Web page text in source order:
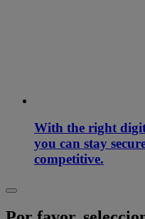
With the right
you can stay
competitive.